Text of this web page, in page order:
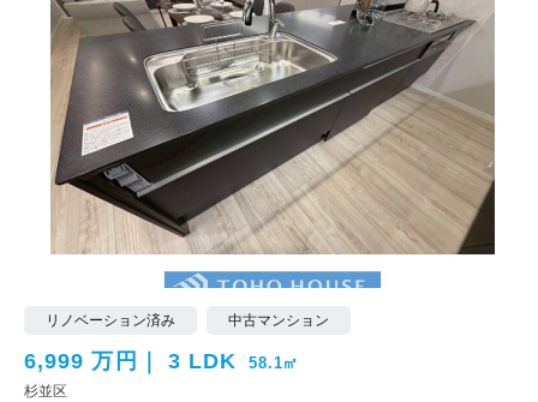
リノベーション済み 中古マンション
6,999 万円 3 LDK 58.1㎡
杉並区